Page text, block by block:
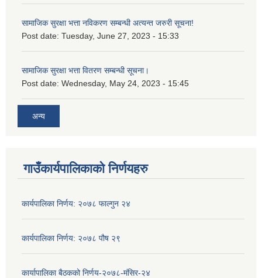
सामाजिक सुरक्षा भत्ता नविकरण सम्बन्धी अत्यन्त जरुरी सूचना!
Post date: Tuesday, June 27, 2023 - 15:33
सामाजिक सुरक्षा भत्ता वितरण सम्बन्धी सूचना।
Post date: Wednesday, May 24, 2023 - 15:45
अन्य
गाउँकार्यपालिकाको निर्णयहरु
कार्यपालिका निर्णय: २०७८ फाल्गुन २४
कार्यपालिका निर्णय: २०७८ पौष २९
कार्यापालिका बैठकको निर्णय-२०७८-मंसिर-२४